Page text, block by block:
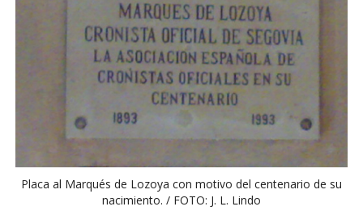
Placa al Marqués de Lozoya con motivo del centenario de su
nacimiento. / FOTO: J. L. Lindo